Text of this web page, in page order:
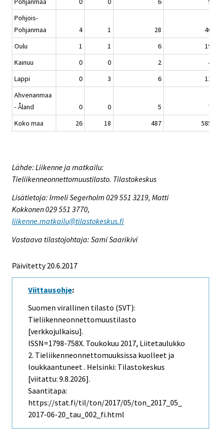
Pohjois-
Pohjanmaa
4 1 28
40
Oulu
1 1 6
19
Kainuu
0 0 2
4
Lappi
0 3 6
11
Ahvenanmaa
- Åland
0 0 5
7
Koko maa
26 18 487 585
Lähde: Liikenne ja matkailu:
Tieliikenneonnettomuustilasto. Tilastokeskus
Lisätietoja: Irmeli Segerholm 029 551 3219, Matti
Kokkonen 029 551 3770,
liikenne.matkailu@tilastokeskus.fi
Vastaava tilastojohtaja: Sami Saarikivi
Päivitetty 20.6.2017
Viittausohje:
Suomen virallinen tilasto (SVT):
Tieliikenneonnettomuustilasto
[verkkojulkaisu].
ISSN=1798-758X. Toukokuu 2017, Liitetaulukko
2. Tieliikenneonnettomuuksissa kuolleet ja
loukkaantuneet . Helsinki: Tilastokeskus
[viitattu: 9.8.2026].
Saantitapa:
https://stat.fi/til/ton/2017/05/ton_2017_05_
2017-06-20_tau_002_fi.html